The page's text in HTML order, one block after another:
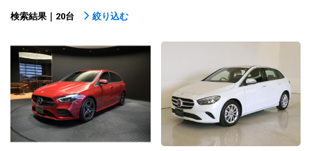
検索結果｜20台 絞り込む